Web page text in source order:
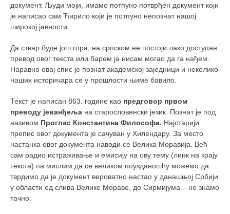
кобудо
нунчаку
тонфа
саи
тсунами дојо
програм
снимци наступа
галерија клуба
чланарина
контакт
документ. Људи моји, имамо потпуно потврђен документ који
је написао сам Ћирило који је потпуно непознат нашој
широкој јавности.
Да ствар буде још гора, на српском не постоји лако доступан
превод овог текста или барем ја нисам могао да га нађем.
Наравно овај спис је познат академској заједници и неколико
наших историчара се у прошлости њиме бавило.
Текст је написан 863. године као предговор првом
преводу јеванђеља на старословенски језик. Познат је под
називом Проглас Константина Философа. Најстарији
препис овог документа је сачуван у Хилендару. За место
настанка овог документа наводи се Велика Моравија. Већ
сам радио истраживање и емисију на ову тему (линк на крају
текста) па мислим да се великом поузданошћу можемо да
тврдимо да је документ вероватно настао у данашњој Србији
у области од слива Велике Мораве, до Сирмијума – не знамо
тачно.